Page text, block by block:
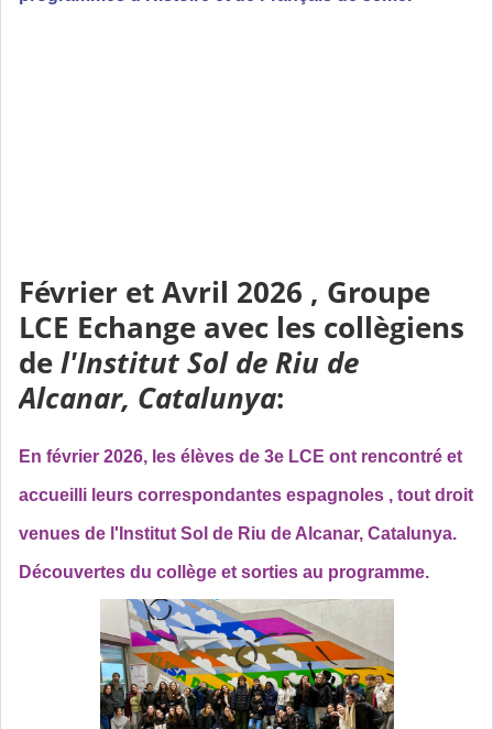
Février et Avril 2026 , Groupe
LCE Echange avec les collègiens
de l'Institut Sol de Riu de
Alcanar, Catalunya:
En février 2026, les élèves de 3e LCE ont rencontré et
accueilli leurs correspondantes espagnoles , tout droit
venues de l'Institut Sol de Riu de Alcanar, Catalunya.
Découvertes du collège et sorties au programme.